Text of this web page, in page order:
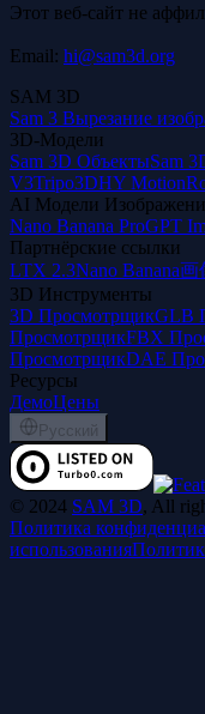
Этот веб-сайт не
Email: hi@sam3d.org
SAM 3D
Sam 3 Вырезание
3D-Модели
Sam 3D ОбъектыSam
V3Tripo3DHY Motion
AI Модели
Nano Banana ProGPT
Партнёрские ссылки
LTX 2.3Nano Banana画
3D Инструменты
3D ПросмотрщикGLB
ПросмотрщикFBX
ПросмотрщикDAE
Ресурсы
ДемоЦены
Русский
© 2024 SAM 3D, All
Политика
использования